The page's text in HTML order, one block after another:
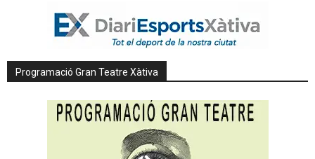
Programació Gran Teatre Xàtiva